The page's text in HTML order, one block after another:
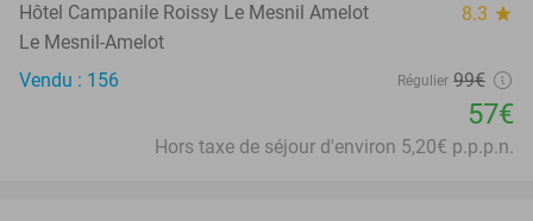
Hôtel Campanile Roissy Le Mesnil Amelot 8.3 star
Le Mesnil-Amelot
Vendu : 156
Régulier 99€
57€
Hors taxe de séjour d'environ 5,20€ p.p.p.n.